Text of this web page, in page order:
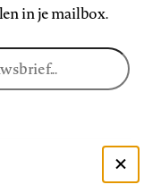
in je mailbox.